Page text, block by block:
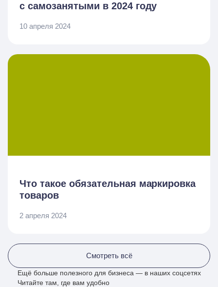
с самозанятыми в 2024 году
10 апреля 2024
Что такое обязательная маркировка
товаров
2 апреля 2024
Смотреть всё
Ещё больше полезного для бизнеса — в наших соцсетях
Читайте там, где вам удобно